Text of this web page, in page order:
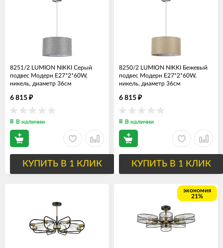
8251/2 LUMION NIKKI Серый
подвес Модерн Е27*2*60W,
никель, диаметр 36см
6 815 ₽
В наличии
КУПИТЬ В 1 КЛИК
8250/2 LUMION NIKKI Бежевый
подвес Модерн Е27*2*60W,
никель, диаметр 36см
6 815 ₽
В наличии
КУПИТЬ В 1 КЛИК
экономия
21%